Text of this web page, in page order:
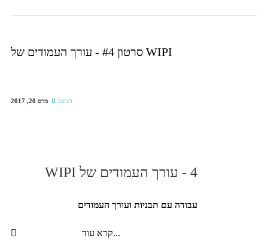
סרטון #4 - עורך העמודים של WIPI
מרס 20, 2017 0 תגובה
4 - עורך העמודים של WIPI
עבודה עם תבניות ועורך העמודים
קרא עוד...